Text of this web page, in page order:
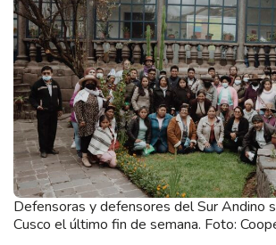
Defensoras y defensores del Sur Andino
Cusco el último fin de semana. Foto: